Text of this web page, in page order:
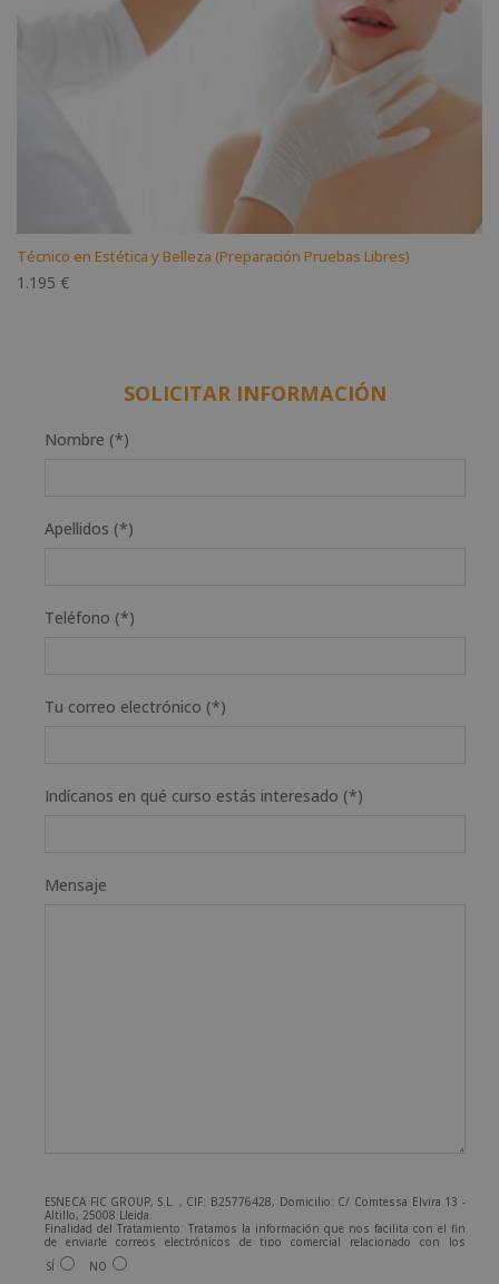
Técnico en Estética y Belleza (Preparación Pruebas Libres)
1.195 €
SOLICITAR INFORMACIÓN
Nombre (*)
Apellidos (*)
Teléfono (*)
Tu correo electrónico (*)
Indícanos en qué curso estás interesado (*)
Mensaje
ESNECA FIC GROUP, S.L. , CIF: B25776428, Domicilio: C/ Comtessa Elvira 13 -
Altillo, 25008 Lleida.
Finalidad del Tratamiento: Tratamos la información que nos facilita con el fin
de enviarle correos electrónicos de tipo comercial relacionado con los
productos ofrecidos y otros tipo de productos que fueran de su interés.
Legitimación del tratamiento: Consentimiento del interesado.
SÍ NO